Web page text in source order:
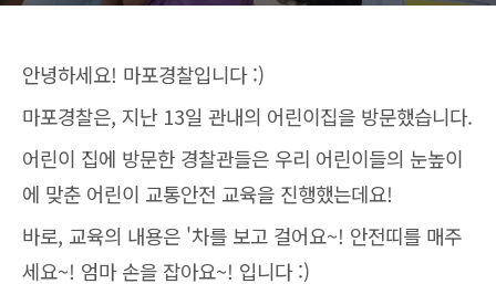
안녕하세요! 마포경찰입니다 :)
마포경찰은, 지난 13일 관내의 어린이집을 방문했습니다.
어린이 집에 방문한 경찰관들은 우리 어린이들의 눈높이
에 맞춘 어린이 교통안전 교육을 진행했는데요!
바로, 교육의 내용은 '차를 보고 걸어요~! 안전띠를 매주
세요~! 엄마 손을 잡아요~! 입니다 :)